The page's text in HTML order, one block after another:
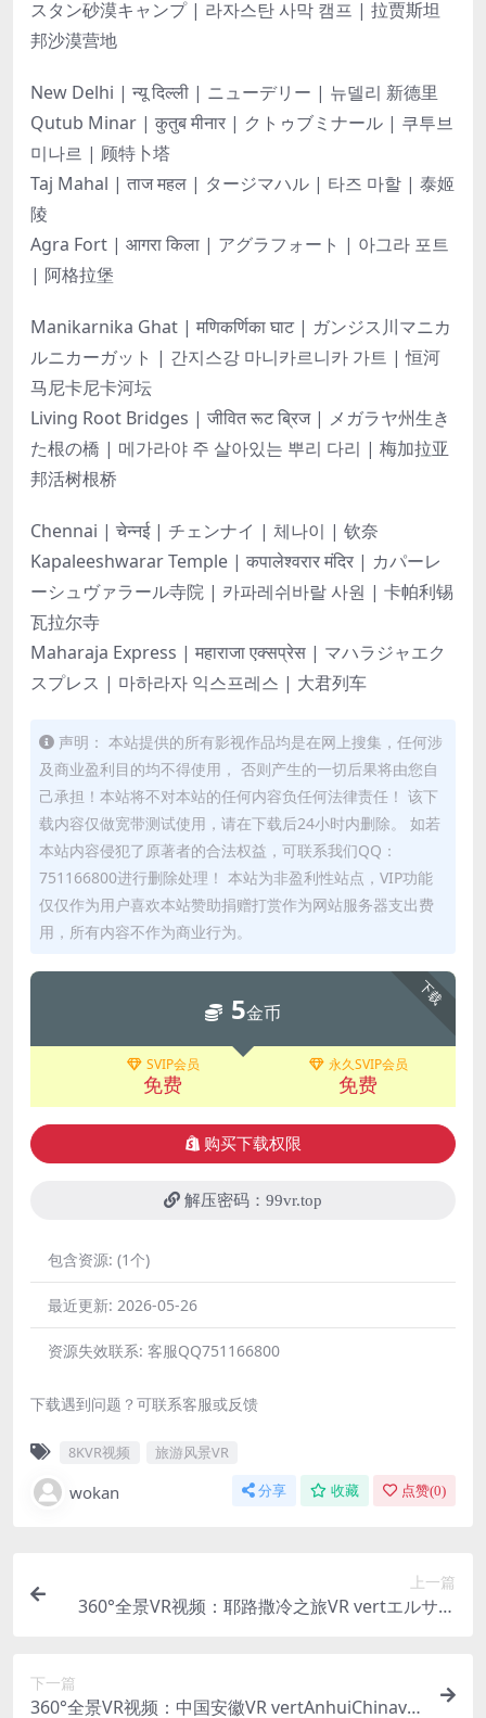
スタン砂漠キャンプ | 라자스탄 사막 캠프 | 拉贾斯坦
邦沙漠营地
New Delhi | न्यू दिल्ली | ニューデリー | 뉴델리 新德里
Qutub Minar | कुतुब मीनार | クトゥブミナール | 쿠투브
미나르 | 顾特卜塔
Taj Mahal | ताज महल | タージマハル | 타즈 마할 | 泰姬
陵
Agra Fort | आगरा किला | アグラフォート | 아그라 포트
| 阿格拉堡
Manikarnika Ghat | मणिकर्णिका घाट | ガンジス川マニカ
ルニカーガット | 간지스강 마니카르니카 가트 | 恒河
马尼卡尼卡河坛
Living Root Bridges | जीवित रूट ब्रिज | メガラヤ州生き
た根の橋 | 메가라야 주 살아있는 뿌리 다리 | 梅加拉亚
邦活树根桥
Chennai | चेन्नई | チェンナイ | 체나이 | 钦奈
Kapaleeshwarar Temple | कपालेश्वरार मंदिर | カパーレ
ーシュヴァラール寺院 | 카파레쉬바랄 사원 | 卡帕利锡
瓦拉尔寺
Maharaja Express | महाराजा एक्सप्रेस | マハラジャエク
スプレス | 마하라자 익스프레스 | 大君列车
声明： 本站提供的所有影视作品均是在网上搜集，任何涉
及商业盈利目的均不得使用， 否则产生的一切后果将由您自
己承担！本站将不对本站的任何内容负任何法律责任！ 该下
载内容仅做宽带测试使用，请在下载后24小时内删除。 如若
本站内容侵犯了原著者的合法权益，可联系我们QQ：
751166800进行删除处理！ 本站为非盈利性站点，VIP功能
仅仅作为用户喜欢本站赞助捐赠打赏作为网站服务器支出费
用，所有内容不作为商业行为。
下载
5金币
SVIP会员
免费
永久SVIP会员
免费
购买下载权限
解压密码：99vr.top
包含资源: (1个)
最近更新: 2026-05-26
资源失效联系: 客服QQ751166800
下载遇到问题？可联系客服或反馈
8KVR视频 旅游风景VR
wokan 分享 收藏 点赞(0)
上一篇
360°全景VR视频：耶路撒冷之旅VR vertエルサレ
下一篇
360°全景VR视频：中国安徽VR vertAnhuiChinave